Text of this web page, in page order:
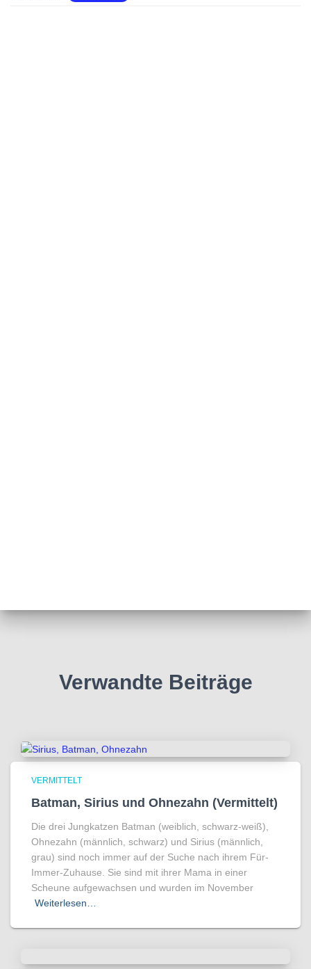
Verwandte Beiträge
VERMITTELT
Batman, Sirius und Ohnezahn (Vermittelt)
Die drei Jungkatzen Batman (weiblich, schwarz-weiß),
Ohnezahn (männlich, schwarz) und Sirius (männlich,
grau) sind noch immer auf der Suche nach ihrem Für-
Immer-Zuhause. Sie sind mit ihrer Mama in einer
Scheune aufgewachsen und wurden im November
Weiterlesen…